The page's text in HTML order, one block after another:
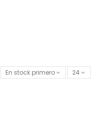
En stock primero 24